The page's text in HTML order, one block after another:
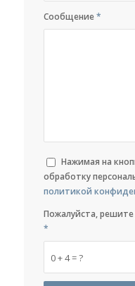
Сообщение*
Нажимая на
обработку
политикой
0 + 4 = ?
Пожалуйста,
*